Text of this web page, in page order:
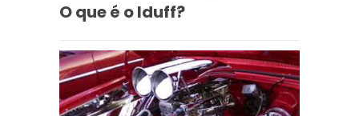
O que é o Iduff?